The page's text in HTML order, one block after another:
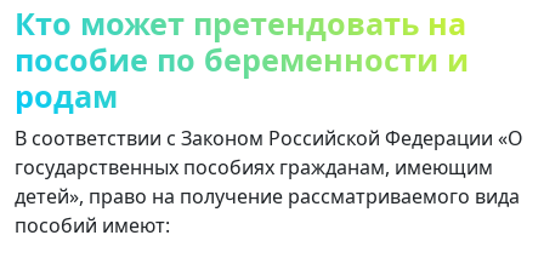
Кто может претендовать на
пособие по беременности и
родам
В соответствии с Законом Российской Федерации «О
государственных пособиях гражданам, имеющим
детей», право на получение рассматриваемого вида
пособий имеют: